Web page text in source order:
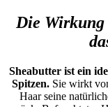
Die
Sheabutter ist ein
Spitzen.Sie wirkt
Haar seine